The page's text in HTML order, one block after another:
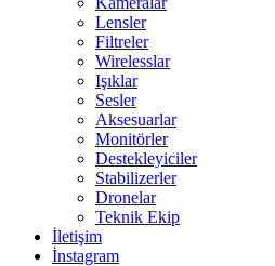
Lensler
Filtreler
Wirelesslar
Işıklar
Sesler
Aksesuarlar
Monitörler
Destekleyiciler
Stabilizerler
Dronelar
Teknik Ekip
İletişim
İnstagram